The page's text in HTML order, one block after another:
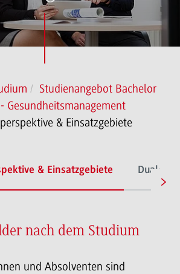
Studienangebot Bachelor
Gesundheitsmanagement
& Einsatzgebiete
& Einsatzgebiete Duale
nach dem Studium
und Absolventen sind